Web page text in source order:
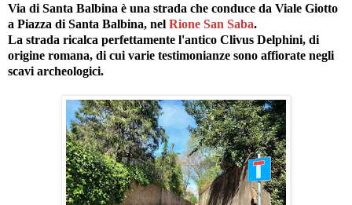
Via di Santa Balbina è una strada che conduce da Viale Giotto
a Piazza di Santa Balbina, nel Rione San Saba.
La strada ricalca perfettamente l'antico Clivus Delphini, di
origine romana, di cui varie testimonianze sono affiorate negli
scavi archeologici.